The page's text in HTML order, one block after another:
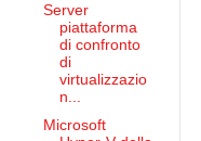
Server
piattaforma
di confronto
di
virtualizzazio
n...
Microsoft